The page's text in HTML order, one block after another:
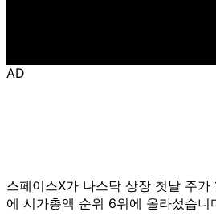
AD
스페이스X가 나스닥 상장 첫날 주가
에 시가총액 순위 6위에 올라섰습니